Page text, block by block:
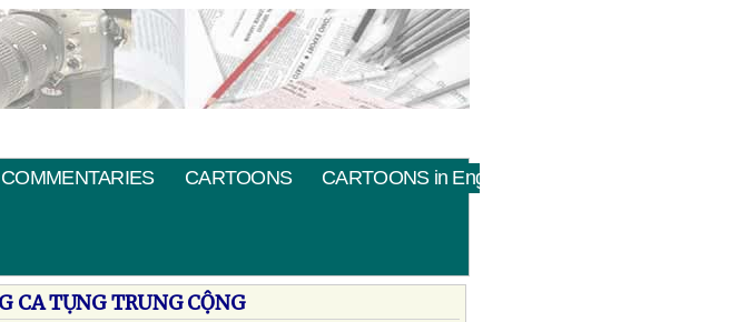
COMMENTARIES CARTOONS CARTOONS in English
CA TỤNG TRUNG CỘNG